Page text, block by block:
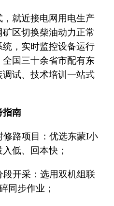
就近接电网用电生产
区切换柴油动力正常
，实时监控设备运行
国三十余省市配有东
试、技术培训一站式
指南
修路项目：优选东蒙I小
低、回本快；
开采：选用双机组联
同步作业；